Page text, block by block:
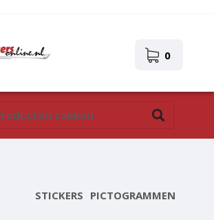
0
STICKERS PICTOGRAMMEN